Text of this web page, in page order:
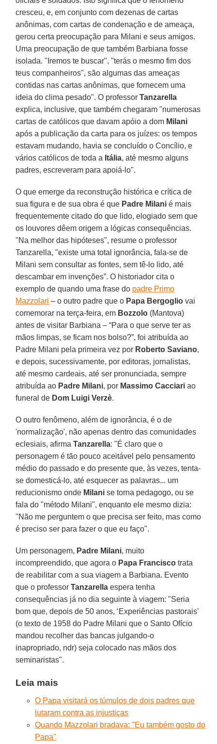
cresceu, e, em conjunto com dezenas de cartas
anônimas, com cartas de condenação e de ameaça,
gerou certa preocupação para Milani e seus amigos.
Uma preocupação de que também Barbiana fosse
isolada. "Iremos te buscar", "terás o mesmo fim dos
teus companheiros", são algumas das ameaças
contidas nas cartas anônimas, que fornecem uma
ideia do clima pesado". O professorTanzarella
explica, inclusive, que também chegaram "numerosas
cartas de católicos que davam apóio a dom Milani
após a publicação da carta para os juízes: os tempos
estavam mudando, havia se concluído o Concílio, e
vários católicos de toda a Itália, até mesmo alguns
padres, escreveram para apoiá-lo".
O que emerge da reconstrução histórica e crítica de
sua figura e de sua obra é que Padre Milani é mais
frequentemente citado do que lido, elogiado sem que
os louvores dêem origem a lógicas consequências.
"Na melhor das hipóteses", resume o professor
Tanzarella, "existe uma total ignorância, fala-se de
Milani sem consultar as fontes, sem tê-lo lido, até
descambar em invenções”. O historiador cita o
exemplo de quando uma frase do padre Primo
Mazzolari – o outro padre que o Papa Bergoglio vai
comemorar na terça-feira, em Bozzolo (Mantova)
antes de visitar Barbiana – “Para o que serve ter as
mãos limpas, se ficam nos bolso?”, foi atribuída ao
Padre Milani pela primeira vez por Roberto Saviano,
e depois, sucessivamente, por editoras, jornalistas,
até mesmo cardeais, até ser pronunciada, sempre
atribuída ao Padre Milani, por Massimo Cacciari ao
funeral de Dom Luigi Verzè.
O outro fenômeno, além de ignorância, é o de
'normalização', não apenas dentro das comunidades
eclesiais, afirmaTanzarella: "É claro que o
personagem é tão pouco aceitável pelo pensamento
médio do passado e do presente que, às vezes, tenta-
se domesticá-lo, até esquecer as palavras... um
reducionismo onde Milani se torna pedagogo, ou se
fala do "método Milani", enquanto ele mesmo dizia:
"Não me perguntem o que precisa ser feito, mas como
é preciso ser para fazer o que eu faço".
Um personagem, Padre Milani, muito
incompreendido, que agora o Papa Francisco trata
de reabilitar com a sua viagem a Barbiana. Evento
que o professorTanzarella espera tenha
consequências já no dia seguinte à viagem: "Seria
bom que, depois de 50 anos, ‘Experiências pastorais’
(o texto de 1958 do Padre Milani que o Santo Ofício
mandou recolher das bancas julgando-o
inapropriado, ndr) seja colocado nas mãos dos
seminaristas".
Leia mais
O Papa visitará os túmulos de dois padres que
lutaram contra as injustiças
Quando Mazzolari bradava: "Eu também gosto do
Papa"